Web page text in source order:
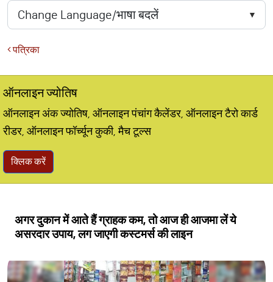
पत्रिका
ऑनलाइन ज्योतिष
ऑनलाइन अंक ज्योतिष, ऑनलाइन पंचांग कैलेंडर, ऑनलाइन टैरो कार्ड
रीडर, ऑनलाइन फॉर्च्यून कुकी, मैच टूल्स
क्लिक करें
अगर दुकान में आते हैं ग्राहक कम, तो आज ही आजमा लें ये
असरदार उपाय, लग जाएगी कस्टमर्स की लाइन